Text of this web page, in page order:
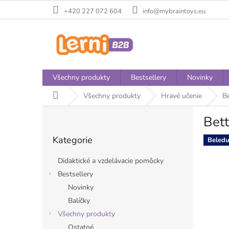
+420 227 072 604 info@mybraintoys.eu
Všechny produkty Bestsellery Novinky
Domů Všechny produkty Hravé učenie
kategorie
Kategorie
Didaktické a vzdelávacie pomôcky
Bestsellery
Novinky
Balíčky
Všechny produkty